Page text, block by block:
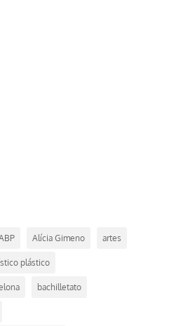
Alícia Gimeno artes
plástico
bachilletato